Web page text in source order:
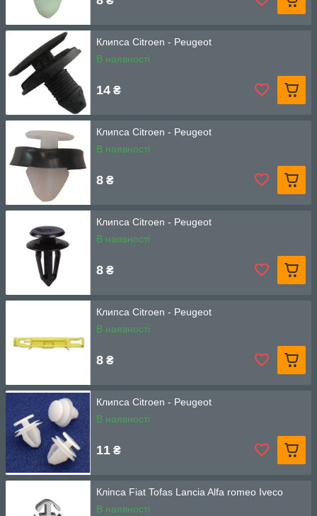
Клипса Citroen - Peugeot
В наявності
14 ₴
Клипса Citroen - Peugeot
В наявності
8 ₴
Клипса Citroen - Peugeot
В наявності
8 ₴
Клипса Citroen - Peugeot
В наявності
8 ₴
Клипса Citroen - Peugeot
В наявності
11 ₴
Кліпса Fiat Tofas Lancia Alfa romeo Iveco
В наявності